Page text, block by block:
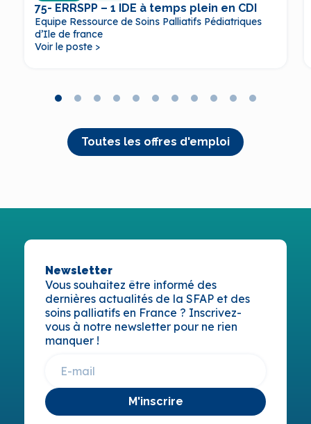
75- ERRSPP – 1 IDE à temps plein en CDI
Equipe Ressource de Soins Palliatifs Pédiatriques
d’Ile de france
Voir le poste >
Toutes les offres d'emploi
Newsletter
Vous souhaitez être informé des
dernières actualités de la SFAP et des
soins palliatifs en France ? Inscrivez-
vous à notre newsletter pour ne rien
manquer !
M'inscrire